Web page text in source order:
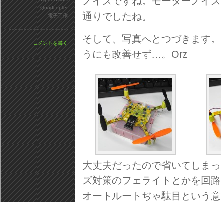
通りでしたね。
そして、写真へとつづきます
うにも改善せず…。Orz
大丈夫だったので省いてしま
ズ対策のフェライトとかを回
オートルートぢゃ駄目という
Quadcopter
電子工作
コメントを書く